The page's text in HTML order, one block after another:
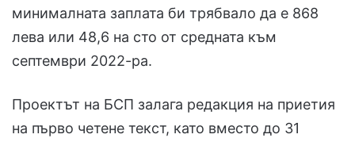
минималната заплата би трябвало да е 868
лева или 48,6 на сто от средната към
септември 2022-ра.
Проектът на БСП залага редакция на приетия
на първо четене текст, като вместо до 31